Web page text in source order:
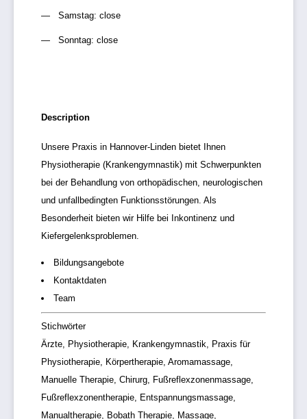
Samstag: close
Sonntag: close
Description
Unsere Praxis in Hannover-Linden bietet Ihnen
Physiotherapie (Krankengymnastik) mit Schwerpunkten
bei der Behandlung von orthopädischen, neurologischen
und unfallbedingten Funktionsstörungen. Als
Besonderheit bieten wir Hilfe bei Inkontinenz und
Kiefergelenksproblemen.
Bildungsangebote
Kontaktdaten
Team
Stichwörter
Ärzte, Physiotherapie, Krankengymnastik, Praxis für
Physiotherapie, Körpertherapie, Aromamassage,
Manuelle Therapie, Chirurg, Fußreflexzonenmassage,
Fußreflexzonentherapie, Entspannungsmassage,
Manualtherapie, Bobath Therapie, Massage,